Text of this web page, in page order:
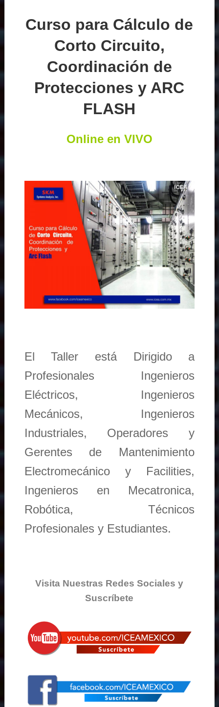
Curso para Cálculo de
Corto Circuito,
Coordinación de
Protecciones y ARC
FLASH
Online en VIVO
El Taller está Dirigido a
Profesionales Ingenieros
Eléctricos, Ingenieros
Mecánicos, Ingenieros
Industriales, Operadores y
Gerentes de Mantenimiento
Electromecánico y Facilities,
Ingenieros en Mecatronica,
Robótica, Técnicos
Profesionales y Estudiantes.
Visita Nuestras Redes Sociales y
Suscríbete